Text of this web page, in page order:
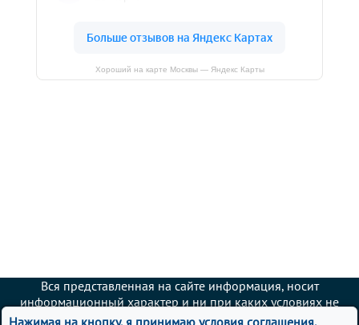
Нажимая на кнопку, я принимаю условия соглашения.
Хороший на карте Москвы — Яндекс Карты
Вся представленная на сайте информация, носит
информационный характер и ни при каких условиях не
является публичной офертой.